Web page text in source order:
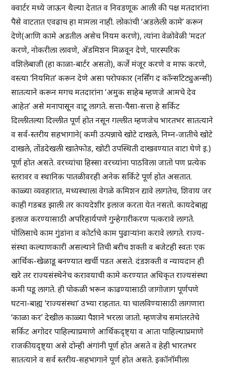
क्वार्टर मध्ये जाऊन थैल्या देतात व निवडणूक आली की पक्ष मतदारांना
पैसे वाटतात एवढाच हा मामला नाही. लोकांची ‘अडलेली कामे’ करून
देणे(आणि कामे अडतील असेच नियम करणे), त्यांना वेळोवेळी ‘मदत’
करणे, नोकरीला लावणे, ॲडमिशन मिळवून देणे, पारस्परिक
वशिलेबाजी (हा काळा-बार्टर असतो), कर्जे मंजूर करणे व माफ करणे,
वस्त्या ‘नियमित’ करून देणे असा परोपकार (नर्सिंग द कॉन्सटिट्युअन्सी)
सातत्याने करून मगच मतदारांना ‘अमुक साहेब म्हणजे आमचे देव
आहेत’ असे मनापासून वाटू लागते. सत्ता-पैसा-सत्ता हे सर्किट
दिल्लीतल्या दिल्लीत पूर्ण होत नसून गल्लीत म्हणजेच भारतभर सातत्याने
व सर्व-स्तरीय सहभागाने( कमी उत्पन्नाचे खोटे दाखले, निम्न-जातीचे खोटे
दाखले, तोंडदेखली खातेफोड, खोटी उपस्थिती दाखवण्यात वाटा घेणे इ.)
पूर्ण होत असते. वरच्यांचा हिस्सा वरच्यांना पाठविला जातो पण प्रत्येक
स्तरावर व स्थानिक पातळीवरही अनेक सर्किटे पूर्ण होत असतात.
काळ्या व्यवहारात, मध्यस्थाला वेगळे कमिशन द्यावे लागतेच, शिवाय जर
काही गडबड झाली तर कायदेशीर इलाज करता येत नसतो. कायदेबाह्य
इलाज करण्यासाठी अपरिहार्यपणे गुन्हेगारीकरण पत्करावे लागते.
पोलिसाचे काम गुंडांना व कोर्टाचे काम पुढाऱ्यांना करावे लागते. राज्य-
संस्था कल्याणकारी असल्याने तिची बरीच शक्ती व बजेटही स्वतः एक
आर्थिक-खेळाडू बनण्यात खर्ची पडत असते. दंडशक्ती व न्यायदान ही
खरे तर राज्यसंस्थेनेच करावयाची कामे करण्यात अधिकृत राज्यसंस्था
कमी पडू लागते. ही पोकळी भरून काढण्यासाठी जागोजाग पूर्णपणे
घटना-बाह्य ‘राज्यसंस्था’ उभ्या राहतात. या चालविण्यासाठी लागणारा
‘काळा कर’ देखील काळ्या पैशाने भरला जातो. म्हणजेच समांतरतेचे
सर्किट अगोदर पाहिल्याप्रमाणे आर्थिकदृष्ट्या व आता पाहिल्याप्रमाणे
राजकीयदृष्ट्या असे दोन्ही अंगांनी पूर्ण होत असते व हेही भारतभर
सातत्याने व सर्व स्तरीय-सहभागाने पूर्ण होत असते. इकॉनॉमीला